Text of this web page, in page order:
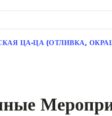
ЦА-ЦА (ОТЛИВКА,